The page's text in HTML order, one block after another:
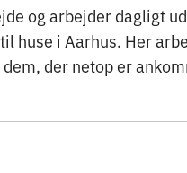
og arbejder dagligt
huse i Aarhus. Her
der netop er